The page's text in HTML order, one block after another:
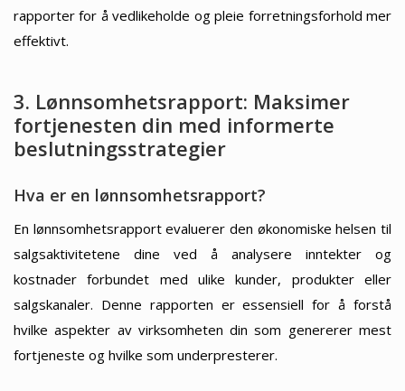
rapporter for å vedlikeholde og pleie forretningsforhold mer
effektivt.
3. Lønnsomhetsrapport: Maksimer
fortjenesten din med informerte
beslutningsstrategier
Hva er en lønnsomhetsrapport?
En lønnsomhetsrapport evaluerer den økonomiske helsen til
salgsaktivitetene dine ved å analysere inntekter og
kostnader forbundet med ulike kunder, produkter eller
salgskanaler. Denne rapporten er essensiell for å forstå
hvilke aspekter av virksomheten din som genererer mest
fortjeneste og hvilke som underpresterer.